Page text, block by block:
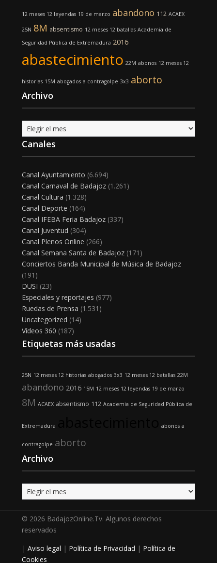
12 meses 12 leyendas 19 de marzo abandono 112 ACAEX
25N 8M absentismo 12 meses 12 batallas Academia de
Seguridad Pública de Extremadura 2016
abastecimiento 22M abonos 12 meses 12
historias 15M abogados a contragolpe 3x3 aborto
Archivo
Archivo
Canales
Canal Ayuntamiento (6.694)
Canal Carnaval de Badajoz(1.261)
Canal Cultura (1.328)
Canal Deporte (164)
Canal IFEBA Feria Badajoz(337)
Canal Juventud (304)
Canal Plenos Online (266)
Canal Semana Santa de Badajoz(171)
Conciertos Banda Municipal de Música de Badajoz
(191)
DUSI (23)
Especiales y reportajes (977)
Ruedas de Prensa (1.531)
Uncategorized (14)
Vídeos 360 (187)
Etiquetas más usadas
25N 12 meses 12 historias abogados 3x3 12 meses 12 batallas 22M
abandono 2016 15M 12 meses 12 leyendas 19 de marzo
8M ACAEX absentismo 112 Academia de Seguridad Pública de
Extremadura abonos a
contragolpe aborto
Archivo
Archivo
© 2026 BadajozOnline.Tv. Algunos derechos
reservados
| Aviso legal | Política de Privacidad | Política de
Cookies